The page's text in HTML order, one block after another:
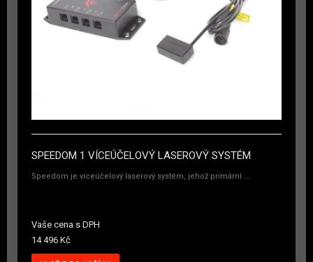
SPEEDOM 1 VÍCEÚČELOVÝ LASEROVÝ SYSTÉM
Speedom je víceúčelový laserový systém, jehož primární ...
Vaše cena s DPH
14 496 Kč